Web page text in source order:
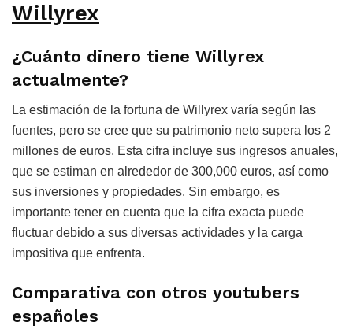
Willyrex
¿Cuánto dinero tiene Willyrex
actualmente?
La estimación de la fortuna de Willyrex varía según las
fuentes, pero se cree que su patrimonio neto supera los 2
millones de euros. Esta cifra incluye sus ingresos anuales,
que se estiman en alrededor de 300,000 euros, así como
sus inversiones y propiedades. Sin embargo, es
importante tener en cuenta que la cifra exacta puede
fluctuar debido a sus diversas actividades y la carga
impositiva que enfrenta.
Comparativa con otros youtubers
españoles